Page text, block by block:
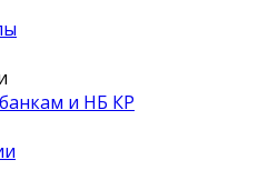
и НБ КР